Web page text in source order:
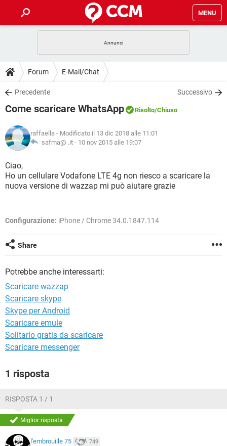
MENU
INTRATTENIMENTO
iOS
INSTAGRAM WHATSAPP
TIKTOK
HARDWARE
GUIDE
COVID-19
INSTAGRAM WHATSAPP
TIKTOK
HARDWARE
DOWNLOAD
COVID-19 GAMING
INTRATTENIMENTO
iOS WINDOWS 10
INSTAGRAM
TIKTOK FACEBOOK
COVID-19 GAMING
INTRATTENIMENTO
iOS
INSTAGRAM WHATSAPP
HARDWARE
GLOSSARIO
COVID-19
INTRATTENIMENTO ANDROID
HARDWARE
Forum E-Mail/Chat
Precedente Successivo
Come scaricare WhatsApp Risolto/Chiuso
raffaella - Modificato il 13 dic 2018 alle 11:01
safma@ .it - 10 nov 2015 alle 19:07
Ciao,
Ho un cellulare Vodafone LTE 4g non riesco a scaricare la
nuova versione di wazzap mi può aiutare grazie
Configurazione: iPhone / Chrome 34.0.1847.114
Share
Potrebbe anche interessarti:
Scaricare wazzap
Scaricare skype
Skype per Android
Scaricare emule
Solitario gratis da scaricare
Scaricare messenger
1 risposta
RISPOSTA 1 / 1
Miglior risposta
l'embrouille 75 749